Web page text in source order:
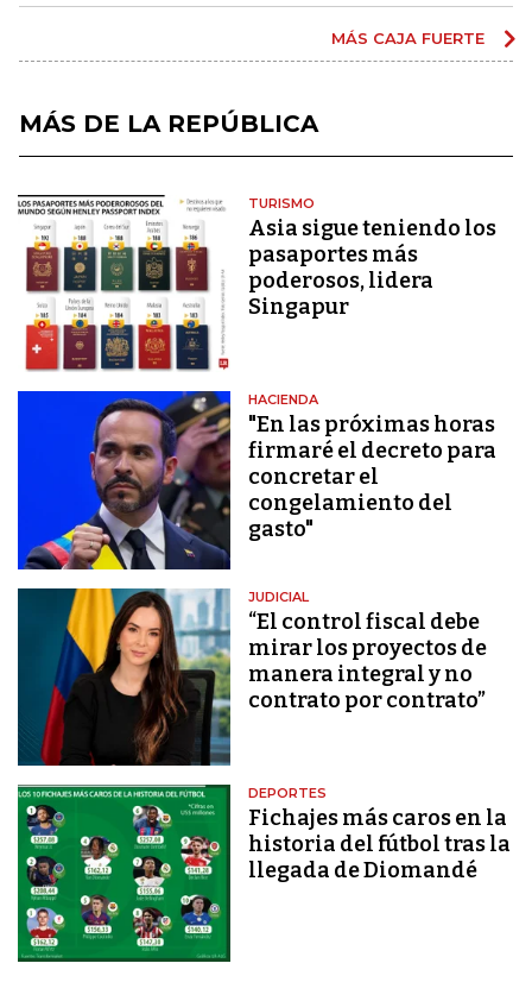
MÁS CAJA FUERTE
MÁS DE LA REPÚBLICA
TURISMO
Asia sigue teniendo los
pasaportes más
poderosos, lidera
Singapur
HACIENDA
"En las próximas horas
firmaré el decreto para
concretar el
congelamiento del
gasto"
JUDICIAL
“El control fiscal debe
mirar los proyectos de
manera integral y no
contrato por contrato”
DEPORTES
Fichajes más caros en la
historia del fútbol tras la
llegada de Diomandé